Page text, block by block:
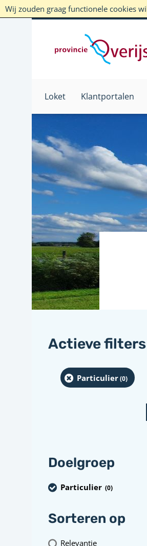
Wij zouden graag functionele cookies
Loket Klantportalen
Actieve filters
Particulier(0)
Doelgroep
Particulier (0)
Sorteren op
Relevantie